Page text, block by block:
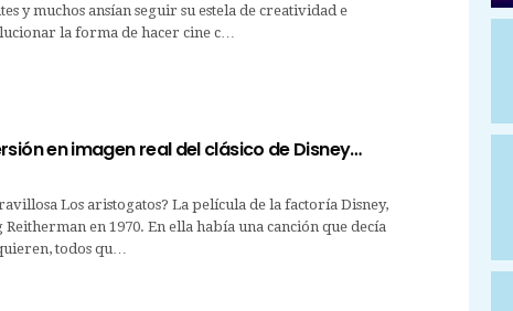
y muchos ansían seguir su estela de creatividad e
la forma de hacer cine c…
en imagen real del clásico de Disney…
Los aristogatos? La película de la factoría Disney,
en 1970. En ella había una canción que decía
todos qu…